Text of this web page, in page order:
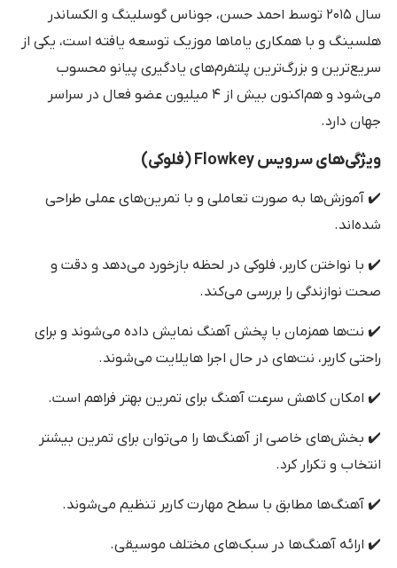
سال ۲۰۱۵ توسط احمد حسن، جوناس گوسلینگ و الکساندر
هلسینگ و با همکاری یاماها موزیک توسعه یافته است، یکی از
سریع‌ترین و بزرگ‌ترین پلتفرم‌های یادگیری پیانو محسوب
می‌شود و هم‌اکنون بیش از ۴ میلیون عضو فعال در سراسر
جهان دارد.
ویژگی‌های سرویس Flowkey (فلوکی)
✔️ آموزش‌ها به صورت تعاملی و با تمرین‌های عملی طراحی
شده‌اند.
✔️ با نواختن کاربر، فلوکی در لحظه بازخورد می‌دهد و دقت و
صحت نوازندگی را بررسی می‌کند.
✔️ نت‌ها همزمان با پخش آهنگ نمایش داده می‌شوند و برای
راحتی کاربر، نت‌های در حال اجرا هایلایت می‌شوند.
✔️ امکان کاهش سرعت آهنگ برای تمرین بهتر فراهم است.
✔️ بخش‌های خاصی از آهنگ‌ها را می‌توان برای تمرین بیشتر
انتخاب و تکرار کرد.
✔️ آهنگ‌ها مطابق با سطح مهارت کاربر تنظیم می‌شوند.
✔️ ارائه آهنگ‌ها در سبک‌های مختلف موسیقی.